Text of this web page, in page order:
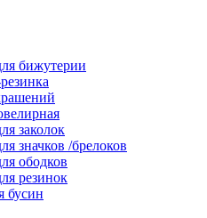
бижутерии
заколок
значков /брелоков
ободков
резинок
бусин